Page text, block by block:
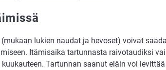
lukien naudat ja hevoset) voivat
Itämisaika tartunnasta raivotaudiksi
Tartunnan saanut eläin voi